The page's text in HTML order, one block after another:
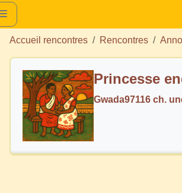
Accueil rencontres Rencontres
Gwada97116 ch.